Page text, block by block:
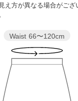
え方が異なる場合がご
Waist 66〜120cm